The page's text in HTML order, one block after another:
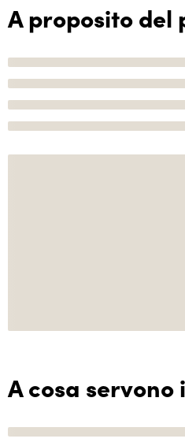
A proposito del
A cosa servono